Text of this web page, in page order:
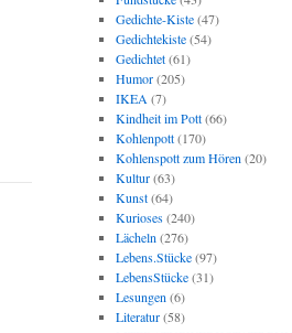
Gedichte-Kiste(47)
Gedichtekiste(54)
Gedichtet(61)
Humor(205)
IKEA(7)
Kindheit im Pott(66)
Kohlenpott(170)
Kohlenspott zum Hören(20)
Kultur(63)
Kunst(64)
Kurioses(240)
Lächeln(276)
Lebens.Stücke(97)
LebensStücke(31)
Lesungen(6)
Literatur(58)